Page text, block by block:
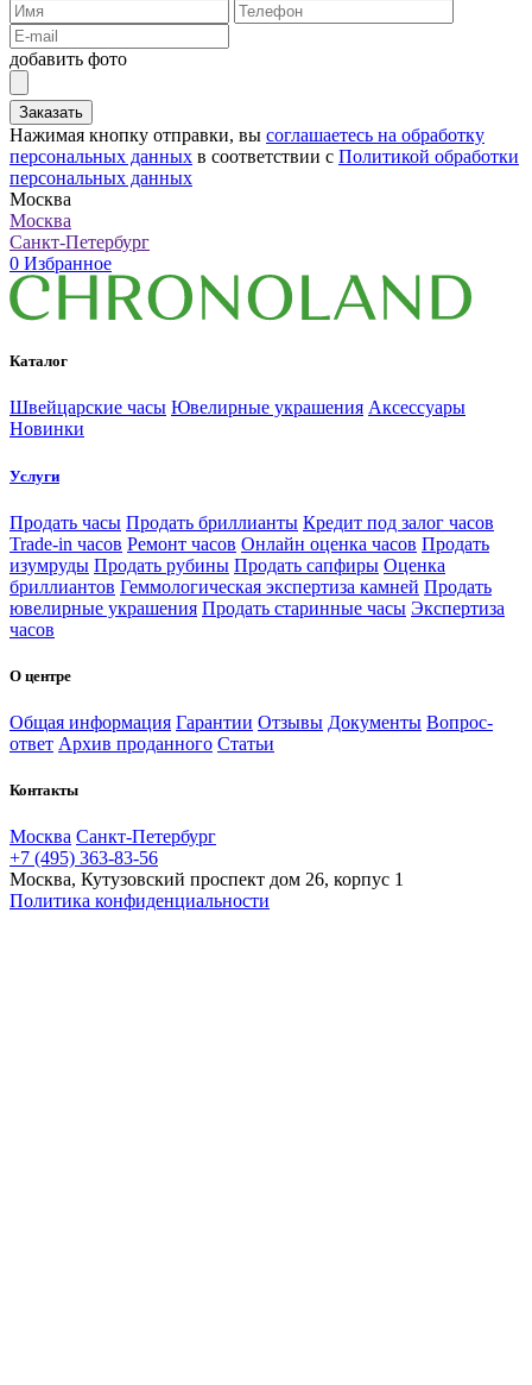
добавить фото
Заказать
Нажимая кнопку отправки, вы соглашаетесь на обработку
персональных данных в соответствии с Политикой обработки
персональных данных
Москва
Москва
Санкт-Петербург
0 Избранное
Каталог
Швейцарские часы Ювелирные украшения Аксессуары
Новинки
Услуги
Продать часы Продать бриллианты Кредит под залог часов
Trade-in часов Ремонт часов Онлайн оценка часов Продать
изумруды Продать рубины Продать сапфиры Оценка
бриллиантов Геммологическая экспертиза камней Продать
ювелирные украшения Продать старинные часы Экспертиза
часов
О центре
Общая информация Гарантии Отзывы Документы Вопрос-
ответ Архив проданного Статьи
Контакты
Москва Санкт-Петербург
+7 (495) 363-83-56
Москва, Кутузовский проспект дом 26, корпус 1
Политика конфиденциальности